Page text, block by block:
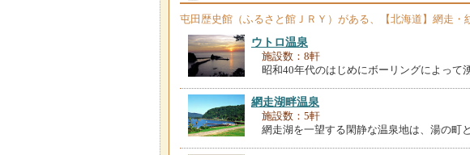
屯田歴史館（ふるさと館ＪＲＹ） がある、【北海道】網走・
ウトロ温泉
施設数：8軒
昭和40年代のはじめにボーリングによって
網走湖畔温泉
施設数：5軒
網走湖を一望する閑静な温泉地は、湯の町